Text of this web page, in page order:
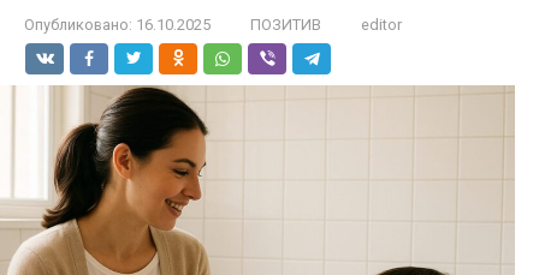
Опубликовано: 16.10.2025 ПОЗИТИВ editor